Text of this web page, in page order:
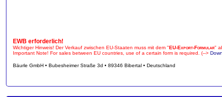
EWB erforderlich!
Wichtiger Hinweis! Der Verkauf zwischen EU-Staaten muss mit dem "EU-Export-Formular"
Important Note! For sales between EU countries, use of a certain form is required. (-->
Bäurle GmbH • Bubesheimer Straße 3d • 89346 Bibertal • Deutschland